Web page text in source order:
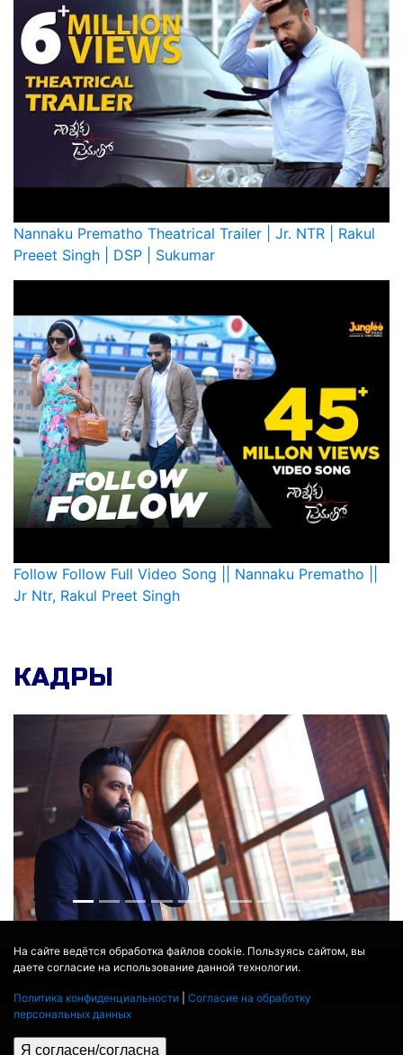
На сайте ведётся обработка файлов cookie. Пользуясь сайтом, вы
даете согласие на использование данной технологии.
Политика конфиденциальности
Согласие на обработку
персональных данных
Я согласен/согласна
Nannaku Prematho Theatrical Trailer | Jr. NTR | Rakul
Preeet Singh | DSP | Sukumar
Follow Follow Full Video Song || Nannaku Prematho ||
Jr Ntr, Rakul Preet Singh
КАДРЫ
© 2017 - 2026MOVIEBOT.RU
ДАННЫЕ ПРЕДОСТАВЛЕНЫ:
ПЕРЕВЕДЕНО СЕРВИСОМЯНДЕКС.ПЕРЕВОД
THEATER BY ICONDOTS FROM THE NOUN PROJECT
ПОЛИТИКА КОНФИДЕНЦИАЛЬНОСТИ